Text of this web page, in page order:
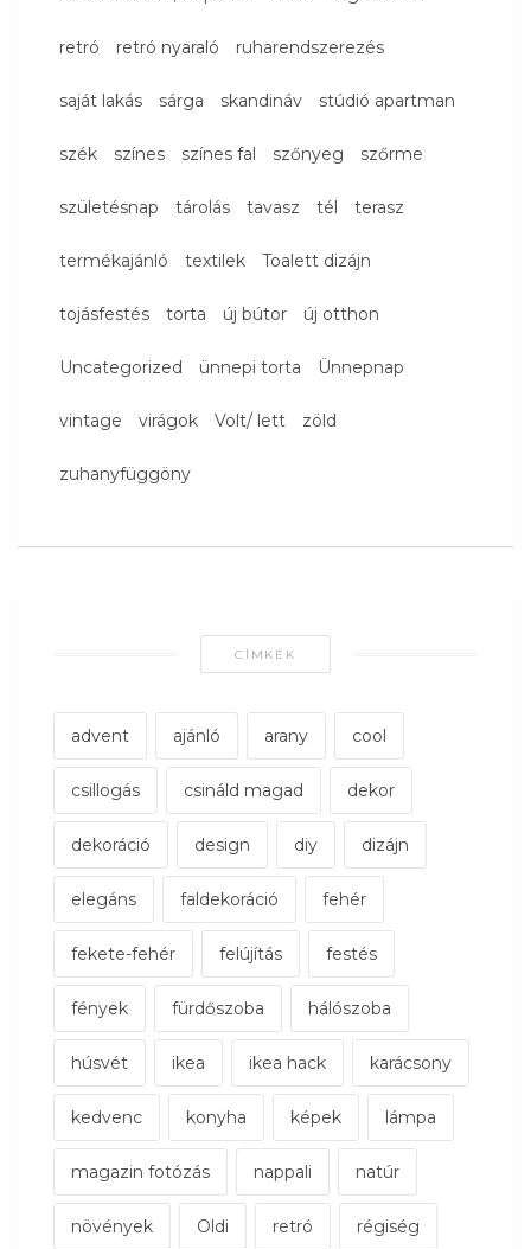
retró retró nyaraló ruharendszerezés
saját lakás sárga skandináv stúdió apartman
szék színes színes fal szőnyeg szőrme
születésnap tárolás tavasz tél terasz
termékajánló textilek Toalett dizájn
tojásfestés torta új bútor új otthon
Uncategorized ünnepi torta Ünnepnap
vintage virágok Volt/ lett zöld
zuhanyfüggöny
CÍMKÉK
advent ajánló arany cool
csillogás csináld magad dekor
dekoráció design diy dizájn
elegáns faldekoráció fehér
fekete-fehér felújítás festés
fények fürdőszoba hálószoba
húsvét ikea ikea hack karácsony
kedvenc konyha képek lámpa
magazin fotózás nappali natúr
növények Oldi retró régiség